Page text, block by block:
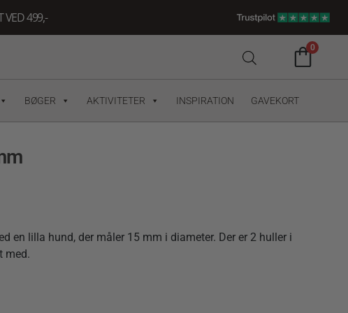
VED 499,-
0
BØGER AKTIVITETER INSPIRATION GAVEKORT
en lilla hund, der måler 15 mm i diameter. Der er 2 huller i
med.